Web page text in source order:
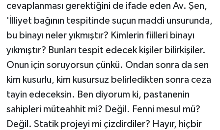
cevaplanması gerektiğini de ifade eden Av. Şen,
'İlliyet bağının tespitinde suçun maddi unsurunda,
bu binayı neler yıkmıştır? Kimlerin fiilleri binayı
yıkmıştır? Bunları tespit edecek kişiler bilirkişiler.
Onun için soruyorsun çünkü. Ondan sonra da sen
kim kusurlu, kim kusursuz belirledikten sonra ceza
tayin edeceksin. Ben diyorum ki, pastanenin
sahipleri müteahhit mi? Değil. Fenni mesul mü?
Değil. Statik projeyi mi çizdirdiler? Hayır, hiçbir